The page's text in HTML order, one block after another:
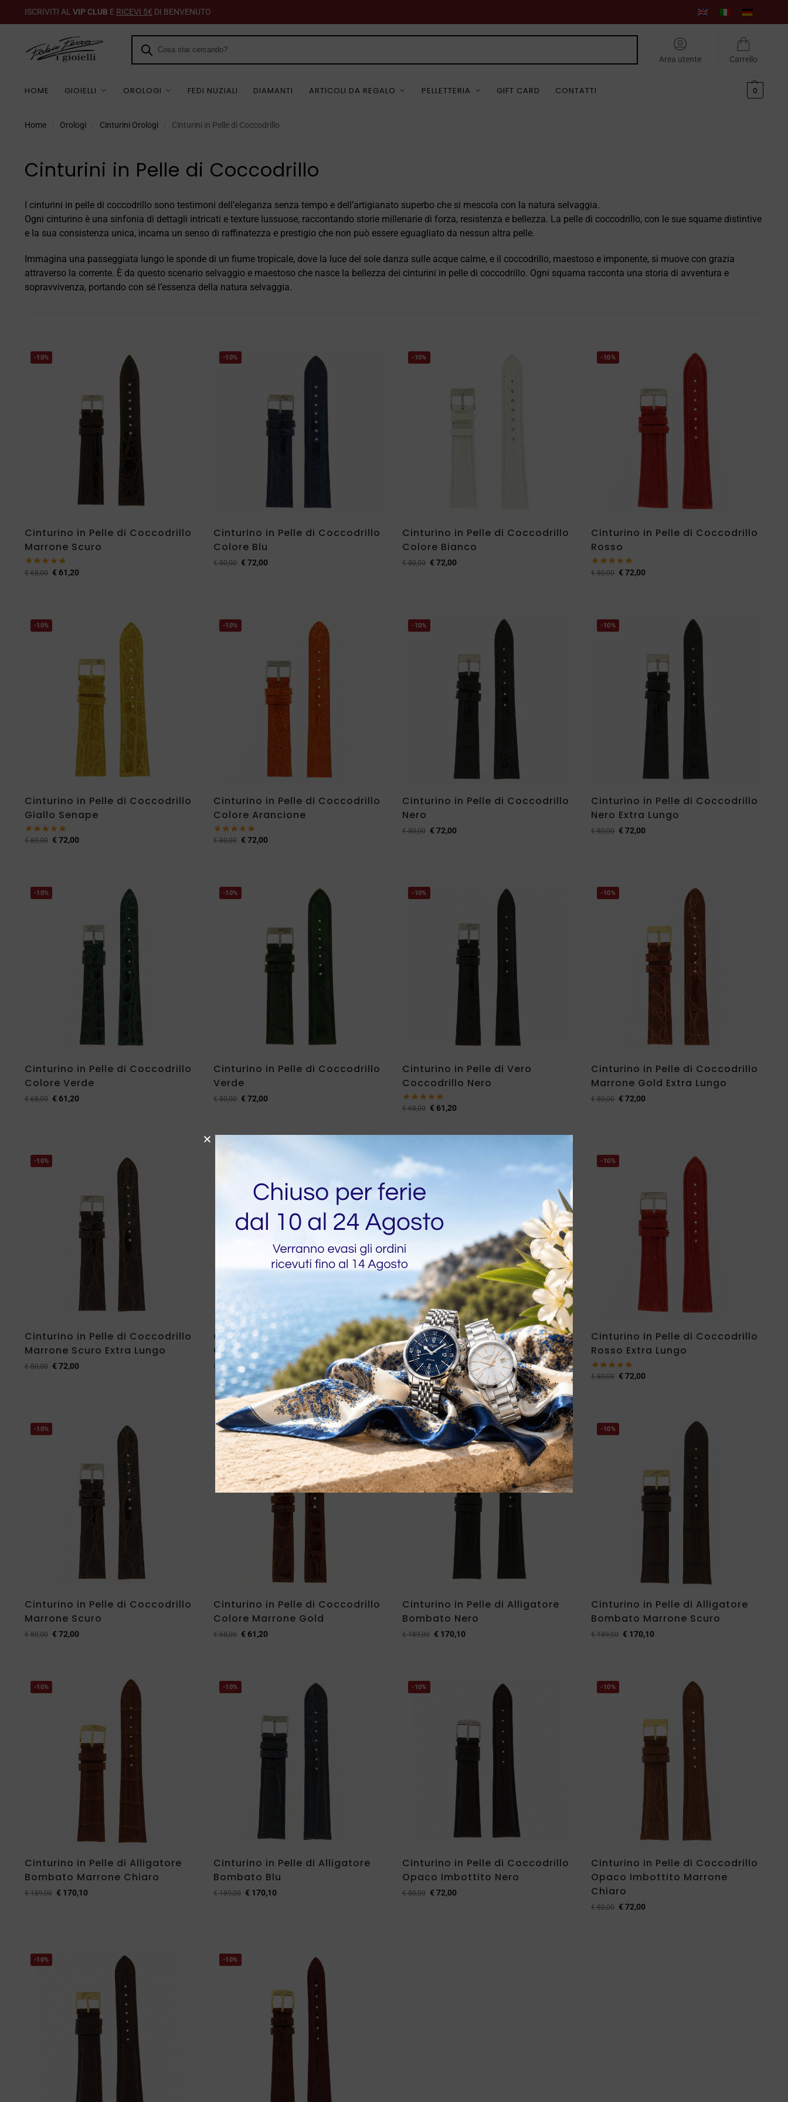
ISCRIVITI AL VIP CLUB E RICEVI 5€ DI BENVENUTO
Area utente Carrello
HOME GIOIELLI OROLOGI FEDI NUZIALI DIAMANTI ARTICOLI DA REGALO PELLETTERIA GIFT CARD CONTATTI 0
Home Orologi Cinturini Orologi Cinturini in Pelle di Coccodrillo
Cinturini in Pelle di Coccodrillo
I cinturini in pelle di coccodrillo sono testimoni dell’eleganza senza tempo e dell’artigianato superbo che si mescola con la natura selvaggia.
Ogni cinturino è una sinfonia di dettagli intricati e texture lussuose, raccontando storie millenarie di forza, resistenza e bellezza. La pelle di coccodrillo, con le sue squame distintive
e la sua consistenza unica, incarna un senso di raffinatezza e prestigio che non può essere eguagliato da nessun altra pelle.
Immagina una passeggiata lungo le sponde di un fiume tropicale, dove la luce del sole danza sulle acque calme, e il coccodrillo, maestoso e imponente, si muove con grazia
attraverso la corrente. È da questo scenario selvaggio e maestoso che nasce la bellezza dei cinturini in pelle di coccodrillo. Ogni squama racconta una storia di avventura e
sopravvivenza, portando con sé l’essenza della natura selvaggia.
-10%
Cinturino in Pelle di Coccodrillo
Marrone Scuro
€68,00 €61,20
-10%
Cinturino in Pelle di Coccodrillo
Colore Blu
€80,00 €72,00
-10%
Cinturino in Pelle di Coccodrillo
Colore Bianco
€80,00 €72,00
-10%
Cinturino in Pelle di Coccodrillo
Rosso
€80,00 €72,00
-10%
Cinturino in Pelle di Coccodrillo
Giallo Senape
€80,00 €72,00
-10%
Cinturino in Pelle di Coccodrillo
Colore Arancione
€80,00 €72,00
-10%
Cinturino in Pelle di Coccodrillo
Nero
€80,00 €72,00
-10%
Cinturino in Pelle di Coccodrillo
Nero Extra Lungo
€80,00 €72,00
-10%
Cinturino in Pelle di Coccodrillo
Colore Verde
€68,00 €61,20
-10%
Cinturino in Pelle di Coccodrillo
Verde
€80,00 €72,00
-10%
Cinturino in Pelle di Vero
Coccodrillo Nero
€68,00 € 61,20
-10%
Cinturino in Pelle di Coccodrillo
Marrone Gold Extra Lungo
€80,00 €72,00
-10%
Cinturino in Pelle di Coccodrillo
Marrone Scuro Extra Lungo
€80,00 €72,00
Cinturino in Pelle di Coccodrillo
Colore Blu
€ 68,00 €61,20
-10%
Cinturino in Pelle di Coccodrillo
Marrone Scuro
€80,00 €72,00
-10%
Cinturino in Pelle di Coccodrillo
Rosso Extra Lungo
€80,00 €72,00
-10%
Cinturino in Pelle di Coccodrillo
Marrone Scuro
€80,00 €72,00
-10%
Cinturino in Pelle di Coccodrillo
Colore Marrone Gold
€68,00 € 61,20
-10%
Cinturino in Pelle di Alligatore
Bombato Nero
€189,00 € 170,10
-10%
Cinturino in Pelle di Alligatore
Bombato Marrone Scuro
€189,00 € 170,10
-10%
Cinturino in Pelle di Alligatore
Bombato Marrone Chiaro
€189,00 €170,10
-10%
Cinturino in Pelle di Alligatore
Bombato Blu
€189,00 € 170,10
-10%
Cinturino in Pelle di Coccodrillo
Opaco Imbottito Nero
€80,00 €72,00
-10%
Cinturino in Pelle di Coccodrillo
Opaco Imbottito Marrone
Chiaro
€80,00 €72,00
-10% -10%